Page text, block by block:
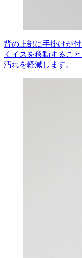
背の上部に手掛けが
くイスを移動するこ
汚れを軽減します。